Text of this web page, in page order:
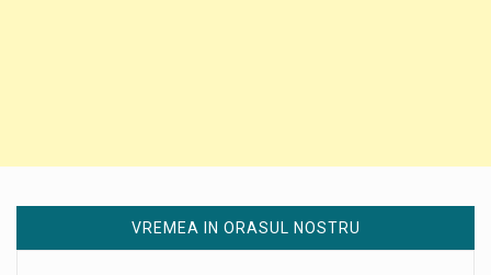
VREMEA IN ORASUL NOSTRU